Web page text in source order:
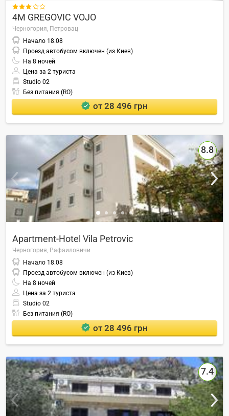

4M GREGOVIC VOJO
Черногория, Петровац
Начало 18.08
Проезд автобусом включен (из Киев)
На 8 ночей
Цена за 2 туриста
Studio 02
Без питания (RO)
от 28 496 грн
8.8
Apartment-Hotel Vila Petrovic
Черногория, Рафаиловичи
Начало 18.08
Проезд автобусом включен (из Киев)
На 8 ночей
Цена за 2 туриста
Studio 02
Без питания (RO)
от 28 496 грн
7.4